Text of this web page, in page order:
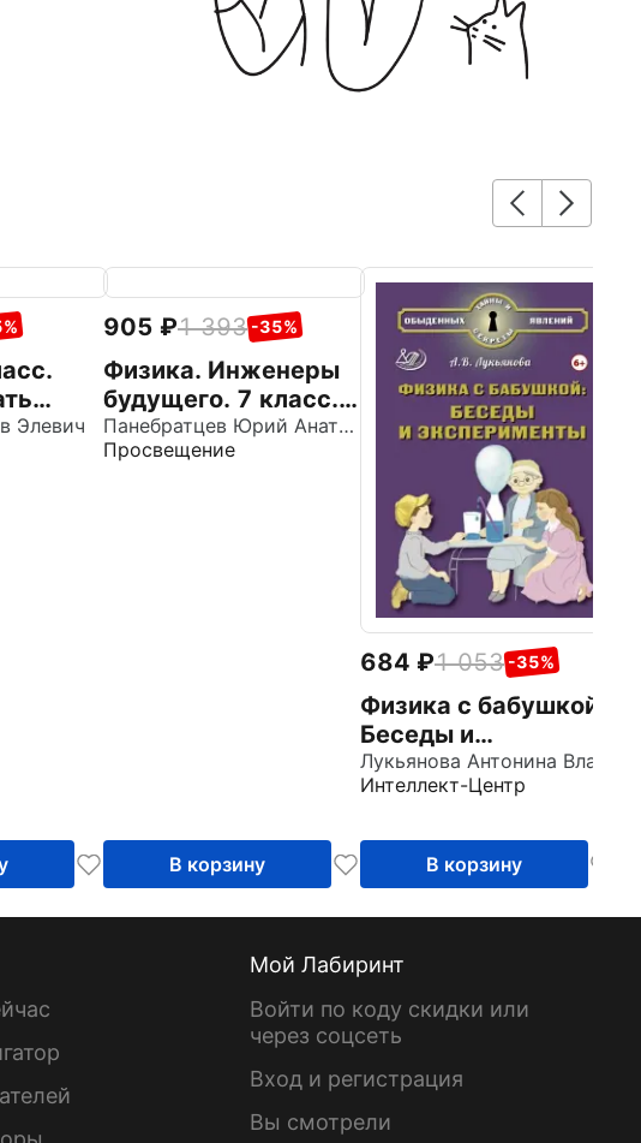
Элевич
905 1 393 -35%
Физика. Инженеры
будущего. 7 класс.
Углублённый
уровень. Задачник.
Панебратцев Юрий Анатольевич
Просвещение
В корзину
684 1 053 -35%
Физика с бабушкой.
Беседы и
эксперименты
Интеллект-Центр
В корзину
Мой Лабиринт
Войти по коду скидки или
через соцсеть
Вход и регистрация
Вы смотрели